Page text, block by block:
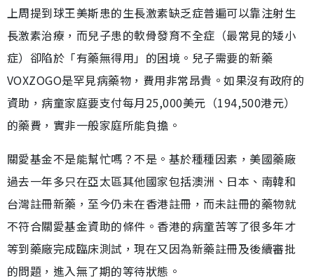
上周提到球王美斯患的生長激素缺乏症普遍可以靠注射生
長激素治療，而兒子患的軟骨發育不全症（最常見的矮小
症）卻陷於「有藥無得用」的困境。兒子需要的新藥
VOXZOGO是罕見病藥物，費用非常昂貴。如果沒有政府的
資助，病童家庭要支付每月25,000美元（194,500港元）
的藥費，實非一般家庭所能負擔。
關愛基金不是能幫忙嗎？不是。基於種種因素，美國藥廠
過去一年多只在亞太區其他國家包括澳洲、日本、南韓和
台灣註冊新藥，至今仍未在香港註冊，而未註冊的藥物就
不符合關愛基金資助的條件。香港的病童苦等了很多年才
等到藥廠完成臨床測試，現在又因為新藥註冊及後續審批
的問題，進入無了期的等待狀態。